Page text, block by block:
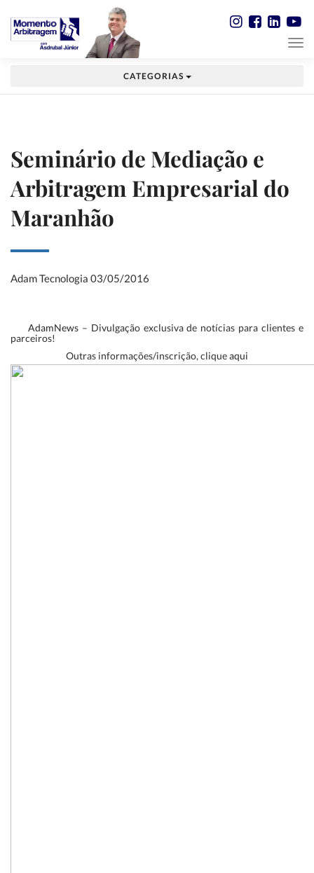
CATEGORIAS
Seminário de Mediação e
Arbitragem Empresarial do
Maranhão
Adam Tecnologia 03/05/2016
AdamNews– Divulgação exclusiva de notícias para clientes e
parceiros!
Outras informações/inscrição, cliqueaqui